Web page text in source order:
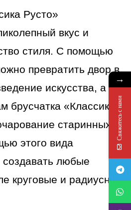
Русто»
вкус и
стиля. С помощью
превратить двор в
искусства, а
брусчатка «Классика
старинных
этого вида
создавать любые
круговые и радиусные
→
Свяжитесь с нами